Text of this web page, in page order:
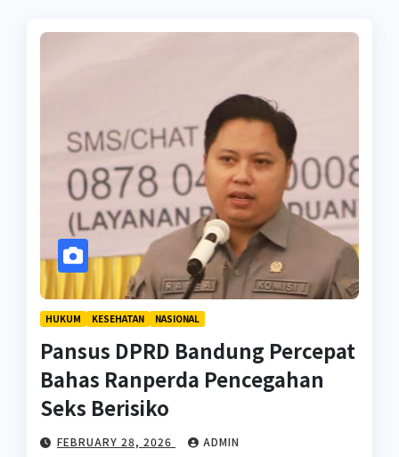
HUKUM KESEHATAN NASIONAL
Pansus DPRD Bandung Percepat
Bahas Ranperda Pencegahan
Seks Berisiko
FEBRUARY 28, 2026 ADMIN